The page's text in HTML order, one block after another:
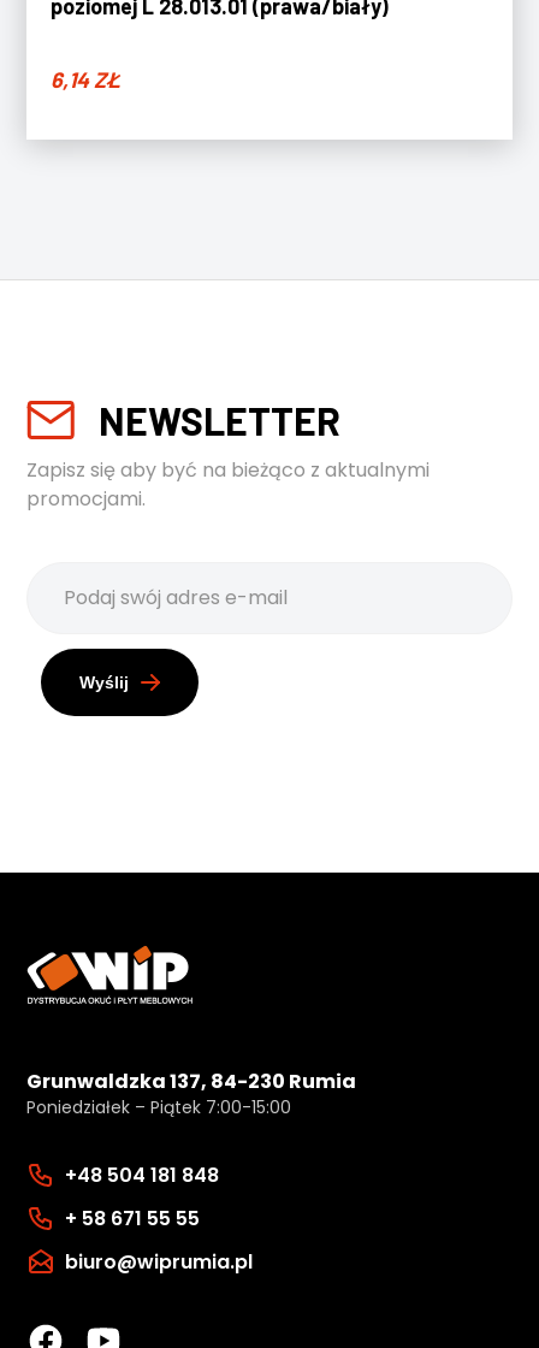
poziomej L 28.013.01 (prawa/biały)
6,14ZŁ
NEWSLETTER
Zapisz się aby być na bieżąco z aktualnymi
promocjami.
Wyślij
Grunwaldzka 137, 84-230 Rumia
Poniedziałek – Piątek 7:00-15:00
+48 504 181 848
+ 58 671 55 55
biuro@wiprumia.pl